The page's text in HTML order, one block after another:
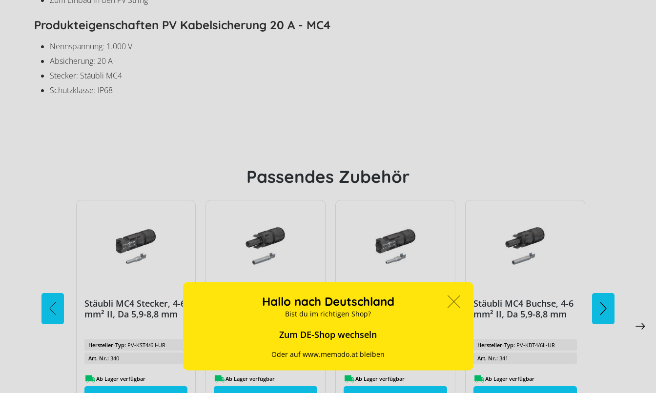
Produkteigenschaften PV Kabelsicherung 20 A - MC4
Nennspannung: 1.000 V
Absicherung: 20 A
Stecker: Stäubli MC4
Schutzklasse: IP68
Passendes Zubehör
Buchse, 4-6
Stäubli MC4 Stecker, 4-6
mm² II, Da 5,9-8,8 mm
Hersteller-Typ: PV-KST4/6II-UR
Art. Nr.: 340
Ab Lager verfügbar
Stäubli MC4 Buchse, 4-6
mm² II, Da 5,9-8,8 mm
Ab Lager verfügbar
Stäubli MC4 Stecker, 4-6
mm² II, Da 5,9-8,8 mm
Art. Nr.:340
Ab Lager verfügbar
Stäubli MC4 Buchse, 4-6
mm² II, Da 5,9-8,8 mm
Hersteller-Typ: PV-KBT4/6II-UR
Art. Nr.: 341
Ab Lager verfügbar
Stäubli MC4
mm² II, Da
Hallo nach Deutschland
Bist du im richtigen Shop?
Zum DE-Shop wechseln
Oder auf www.memodo.at bleiben